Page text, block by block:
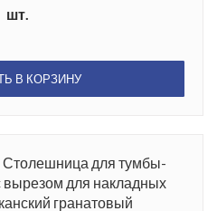
шт.
В КОРЗИНУ